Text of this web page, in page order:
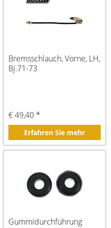
Bremsschlauch, Vorne, LH,
Bj.71-73
€ 49,40 *
Erfahren Sie mehr
Gummidurchführung